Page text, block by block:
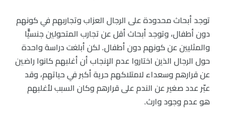
توجد أبحاث محدودة على الرجال العزاب وتجاربهم في كونهم
دون أطفال، وتوجد أبحاث أقل عن تجارب المتحولين جنسيًّا
والمثليين عن كونهم دون أطفال. لكن أبلغت دراسة واحدة
حول الرجال الذين اختاروا عدم الإنجاب أن أغلبهم كانوا راضين
عن قرارهم وسعداء لامتلاكهم حرية أكبر في حياتهم، وقد
عبّر عدد صغير عن الندم على قرارهم وكان السبب لأغلبهم
هو عدم وجود وارث.